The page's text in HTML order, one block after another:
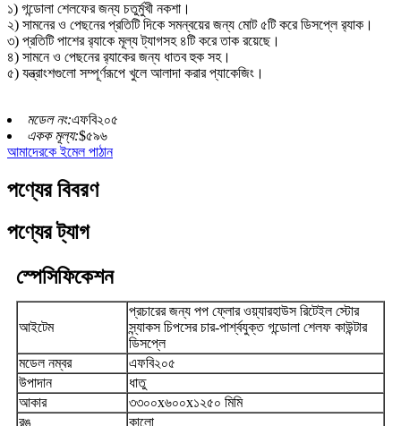
১) গন্ডোলা শেলফের জন্য চতুর্মুখী নকশা।
২) সামনের ও পেছনের প্রতিটি দিকে সমন্বয়ের জন্য মোট ৫টি করে ডিসপ্লে র‍্যাক।
৩) প্রতিটি পাশের র‍্যাকে মূল্য ট্যাগসহ ৪টি করে তাক রয়েছে।
৪) সামনে ও পেছনের র‍্যাকের জন্য ধাতব হুক সহ।
৫) যন্ত্রাংশগুলো সম্পূর্ণরূপে খুলে আলাদা করার প্যাকেজিং।
মডেল নং:এফবি২০৫
একক মূল্য:$৫৯৬
আমাদেরকে ইমেল পাঠান
পণ্যের বিবরণ
পণ্যের ট্যাগ
স্পেসিফিকেশন
আইটেম
প্রচারের জন্য পপ ফ্লোর ওয়্যারহাউস রিটেইল স্টোর
স্ন্যাকস চিপসের চার-পার্শ্বযুক্ত গন্ডোলা শেলফ কাউন্টার
ডিসপ্লে
মডেল নম্বর
এফবি২০৫
উপাদান
ধাতু
আকার
৩৩০০x৬০০x১২৫০ মিমি
রঙ
কালো